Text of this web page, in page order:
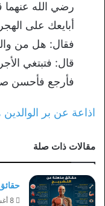
رضي الله عنهما
أبايعك على
فقال: هل من
قال: فتبتغي
فأرجع فأحسن
اذاعة عن بر
مقالات ذات صلة
8 أغسطس، 2026